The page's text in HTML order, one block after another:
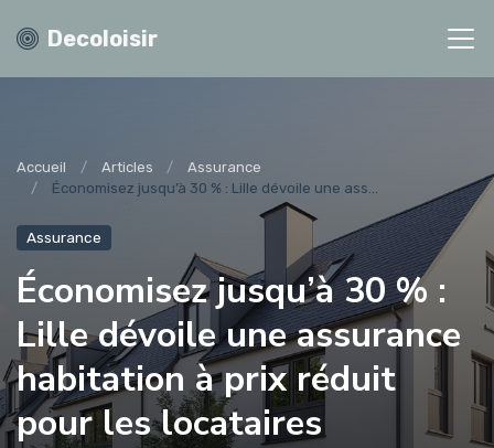
Decoloisir
Accueil Articles
Assurance
Économisez jusqu’à 30 % : Lille dévoile une ass...
Assurance
Économisez jusqu’à 30 % :
Lille dévoile une assurance
habitation à prix réduit
pour les locataires